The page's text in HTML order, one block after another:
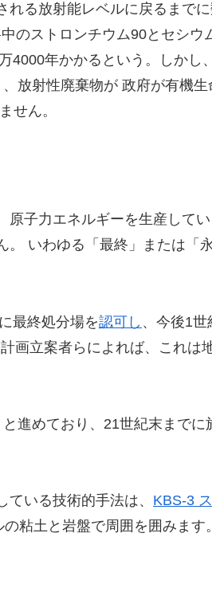
る放射能レベルに戻るまで
のストロンチウム90とセシ
年かかるという。しか
、放射性廃棄物が 政府が有機
せん。
子力エネルギーを生産して
いわゆる「最終」または「
最終処分場を認可し 、今後1
画立案者らによれば、これ
進めており、21世紀末まで
いる技術的手法は、 KBS-3
粘土と岩盤で周囲を囲みま